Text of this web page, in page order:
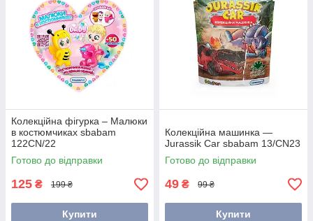
Колекційна фігурка – Малюки
в костюмчиках sbabam
122CN/22
Готово до відправки
125 ₴ 199 ₴
Купити
Колекційна машинка —
Jurassik Car sbabam 13/CN23
Готово до відправки
49 ₴ 99 ₴
Купити